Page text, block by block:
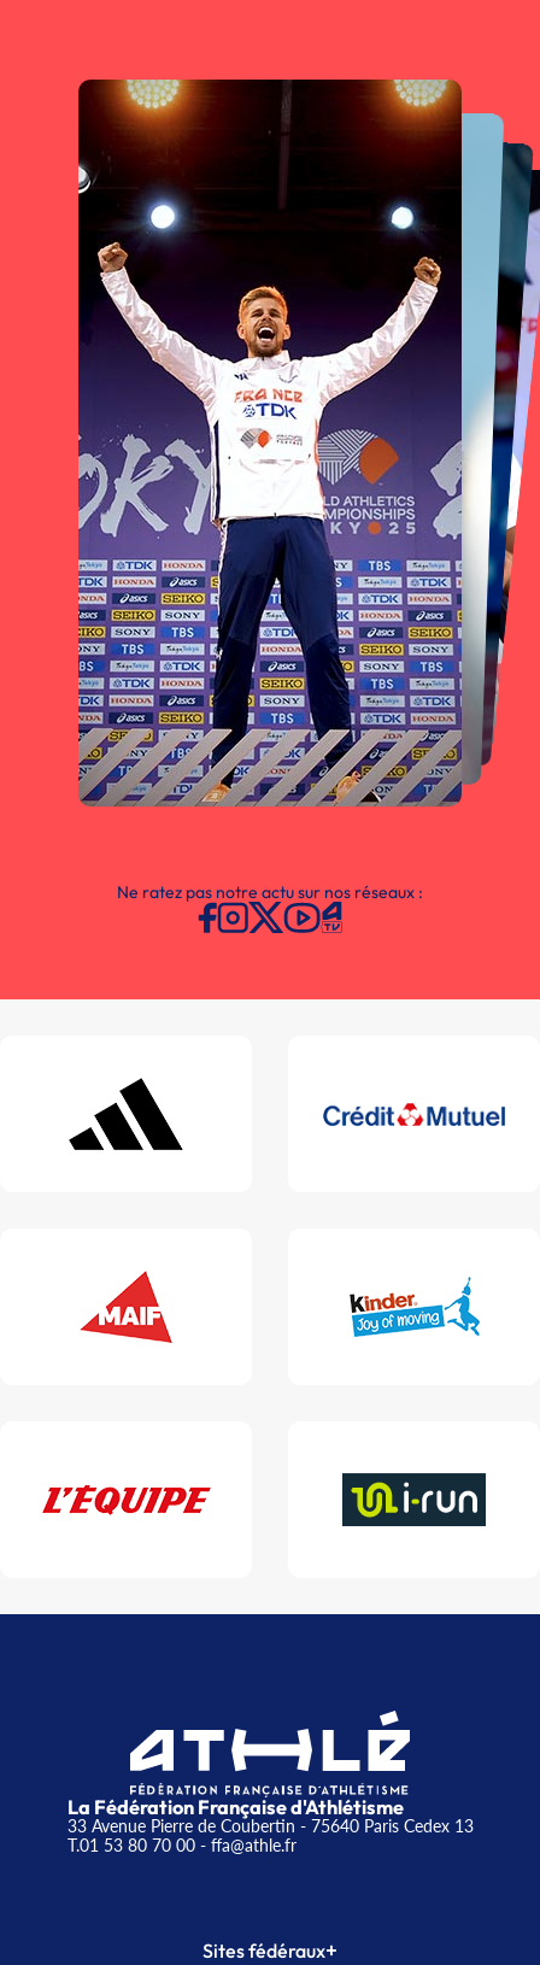
Ne ratez pas notre actu sur nos réseaux :
La Fédération Française d'Athlétisme
33 Avenue Pierre de Coubertin - 75640 Paris Cedex 13
T.01 53 80 70 00- ffa@athle.fr
Sites fédéraux+